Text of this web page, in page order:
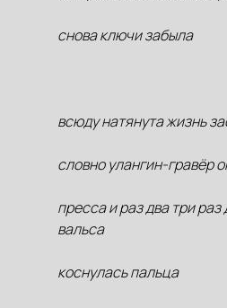
снова ключи забыла
всюду натянута жизнь
словно улангин-гравёр
пресса и раз два три раз
вальса
коснулась пальца